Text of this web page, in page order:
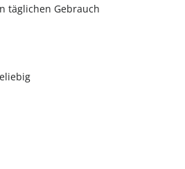
täglichen Gebrauch